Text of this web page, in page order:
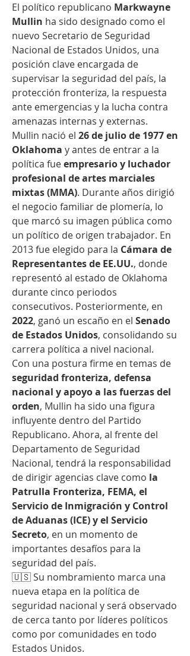
El político republicano Markwayne
Mullin ha sido designado como el
nuevo Secretario de Seguridad
Nacional de Estados Unidos, una
posición clave encargada de
supervisar la seguridad del país, la
protección fronteriza, la respuesta
ante emergencias y la lucha contra
amenazas internas y externas.
Mullin nació el 26 de julio de 1977 en
Oklahoma y antes de entrar a la
política fue empresario y luchador
profesional de artes marciales
mixtas (MMA). Durante años dirigió
el negocio familiar de plomería, lo
que marcó su imagen pública como
un político de origen trabajador. En
2013 fue elegido para la Cámara de
Representantes de EE.UU., donde
representó al estado de Oklahoma
durante cinco periodos
2022, ganó un escaño en el Senado
de Estados Unidos, consolidando su
carrera política a nivel nacional.
seguridad fronteriza, defensa
nacional y apoyo a las fuerzas del
orden, Mullin ha sido una figura
influyente dentro del Partido
Republicano. Ahora, al frente del
Departamento de Seguridad
Nacional, tendrá la responsabilidad
de dirigir agencias clave como la
Patrulla Fronteriza, FEMA, el
Servicio de Inmigración y Control
de Aduanas (ICE) y el Servicio
Secreto, en un momento de
importantes desafíos para la
seguridad del país.
🇺🇸 Su nombramiento marca una
nueva etapa en la política de
seguridad nacional y será observado
de cerca tanto por líderes políticos
como por comunidades en todo
Estados Unidos.